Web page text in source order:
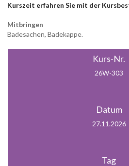
Kurszeit erfahren Sie mit der
Mitbringen
Badesachen, Badekappe.
Kurs-Nr.
26W-303
Datum
27.11.2026
Tag